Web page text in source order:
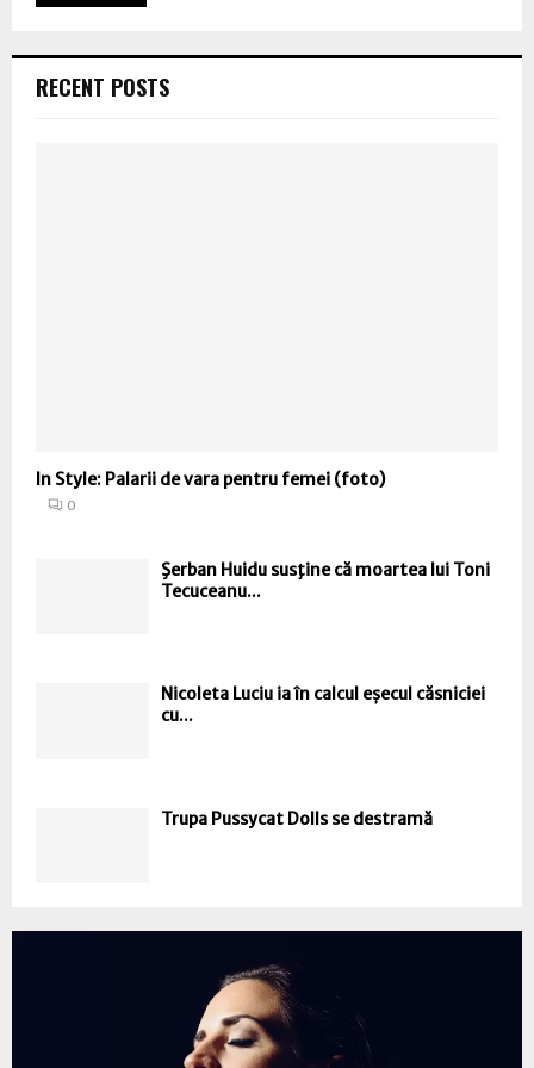
RECENT POSTS
In Style: Palarii de vara pentru femei (foto)
0
Şerban Huidu susţine că moartea lui Toni
Tecuceanu...
Nicoleta Luciu ia în calcul eșecul căsniciei
cu...
Trupa Pussycat Dolls se destramă